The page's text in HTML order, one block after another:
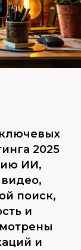
ключевых
2025
ИИ,
поиск,
и
и